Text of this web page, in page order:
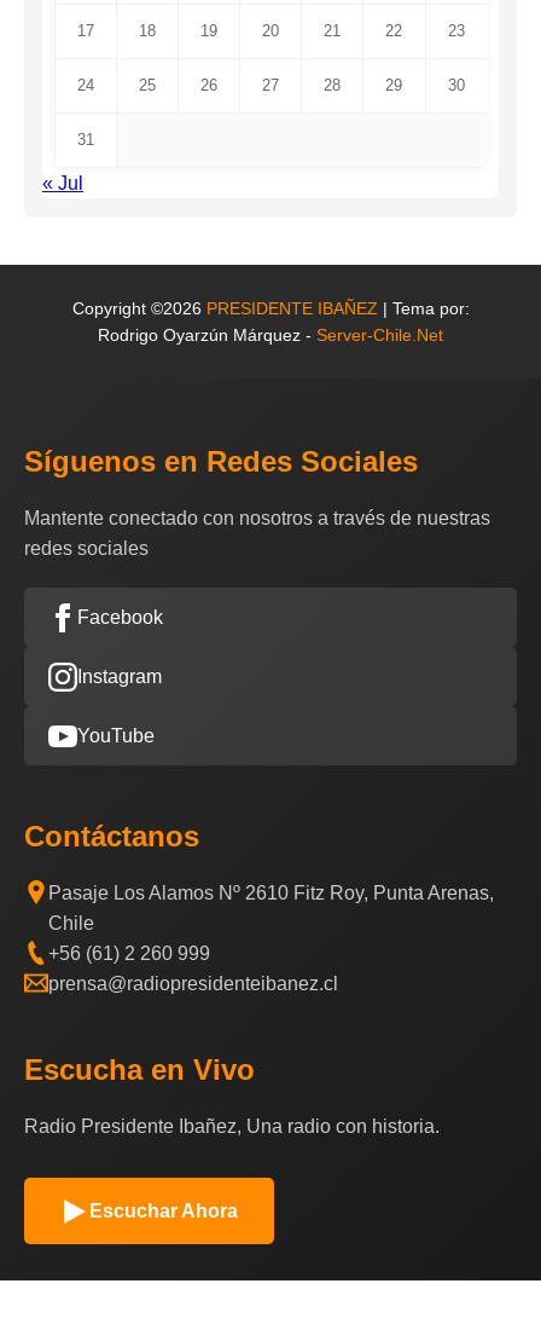
17 18 19 20 21 22 23
24 25 26 27 28 29 30
31
« Jul
Copyright ©2026 PRESIDENTE IBAÑEZ | Tema por:
Rodrigo Oyarzún Márquez - Server-Chile.Net
Síguenos en Redes Sociales
Mantente conectado con nosotros a través de nuestras
redes sociales
Facebook
Instagram
YouTube
Contáctanos
Pasaje Los Alamos Nº 2610 Fitz Roy, Punta Arenas,
Chile
+56 (61) 2 260 999
prensa@radiopresidenteibanez.cl
Escucha en Vivo
Radio Presidente Ibañez, Una radio con historia.
Escuchar Ahora